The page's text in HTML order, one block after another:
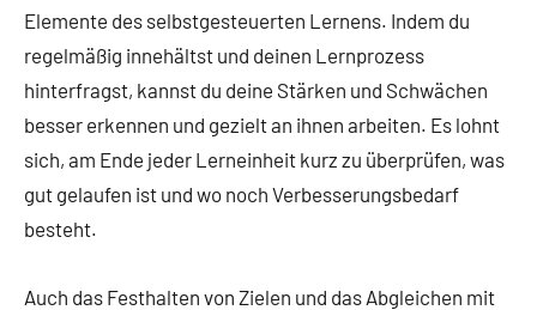
Elemente des selbstgesteuerten Lernens. Indem du
regelmäßig innehältst und deinen Lernprozess
hinterfragst, kannst du deine Stärken und Schwächen
besser erkennen und gezielt an ihnen arbeiten. Es lohnt
sich, am Ende jeder Lerneinheit kurz zu überprüfen, was
gut gelaufen ist und wo noch Verbesserungsbedarf
besteht.
Auch das Festhalten von Zielen und das Abgleichen mit